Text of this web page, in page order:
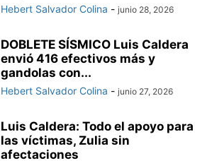
Hebert Salvador Colina - junio 28, 2026
DOBLETE SÍSMICO Luis Caldera
envió 416 efectivos más y
gandolas con...
Hebert Salvador Colina - junio 27, 2026
Luis Caldera: Todo el apoyo para
las víctimas, Zulia sin
afectaciones